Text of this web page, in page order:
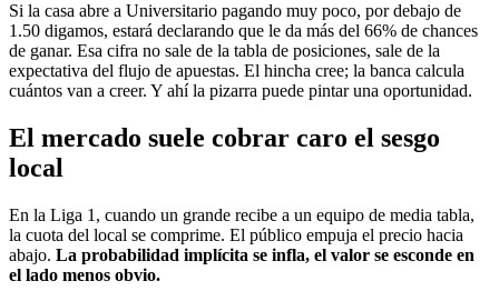
Si la casa abre a Universitario pagando muy poco, por debajo de
1.50 digamos, estará declarando que le da más del 66% de chances
de ganar. Esa cifra no sale de la tabla de posiciones, sale de la
expectativa del flujo de apuestas. El hincha cree; la banca calcula
cuántos van a creer. Y ahí la pizarra puede pintar una oportunidad.
El mercado suele cobrar caro el sesgo
local
En la Liga 1, cuando un grande recibe a un equipo de media tabla,
la cuota del local se comprime. El público empuja el precio hacia
abajo. La probabilidad implícita se infla, el valor se esconde en
el lado menos obvio.